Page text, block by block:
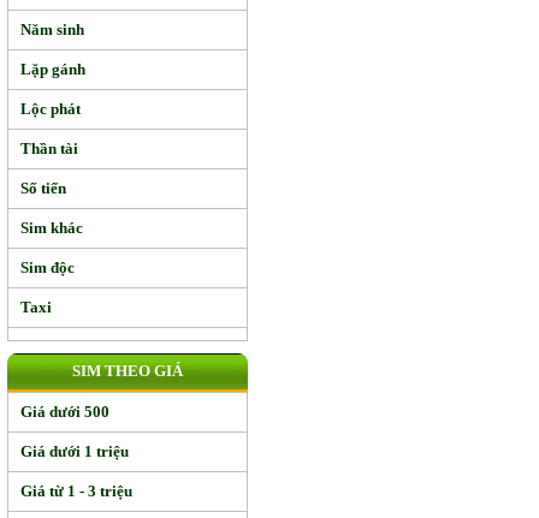
Năm sinh
Lặp gánh
Lộc phát
Thần tài
Số tiến
Sim khác
Sim độc
Taxi
SIM THEO GIÁ
Giá dưới 500
Giá dưới 1 triệu
Giá từ 1 - 3 triệu